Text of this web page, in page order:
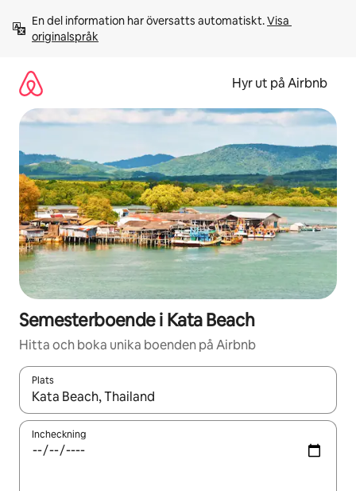
innehåll
En del information har översatts automatiskt. Visa
originalspråk
Hyr ut på Airbnb
Semesterboende i Kata Beach
Hitta och boka unika boenden på Airbnb
Plats
När resultaten är tillgängliga kan du navigera med upp- och
Incheckning